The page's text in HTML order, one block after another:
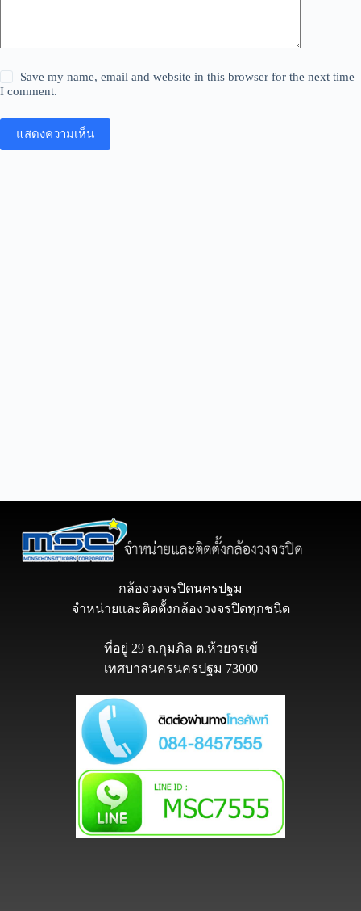
Save my name, email and website in this browser for the next time
I comment.
แสดงความเห็น
กล้องวงจรปิดนครปฐม
จำหน่ายและติดตั้งกล้องวงจรปิดทุกชนิด
ที่อยู่ 29 ถ.กุมภิล ต.ห้วยจรเข้
เทศบาลนครนครปฐม 73000